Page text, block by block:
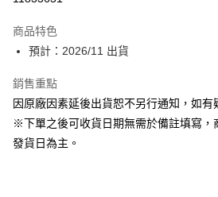
ATM付款
運送方式
預購-全家取貨付款(舊)
商品特色
預計：2026/11 出貨
銷售重點
因原廠因素延後出貨恕不另行通知，如有
※下單之後可收貨日期無需於備註填寫，
發貨日為主。